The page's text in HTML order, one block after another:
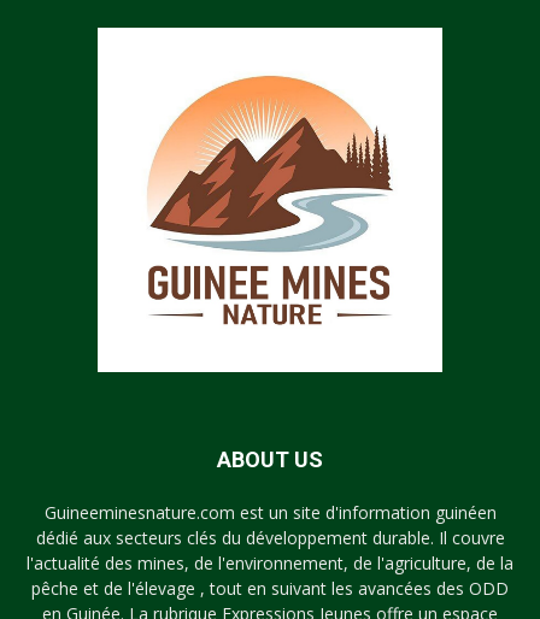
ABOUT US
Guineeminesnature.com est un site d'information guinéen
dédié aux secteurs clés du développement durable. Il couvre
l'actualité des mines, de l'environnement, de l'agriculture, de la
pêche et de l'élevage , tout en suivant les avancées des ODD
en Guinée. La rubrique Expressions Jeunes offre un espace